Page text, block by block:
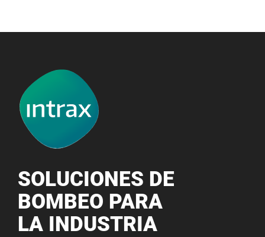
SOLUCIONES DE
BOMBEO PARA
LA INDUSTRIA